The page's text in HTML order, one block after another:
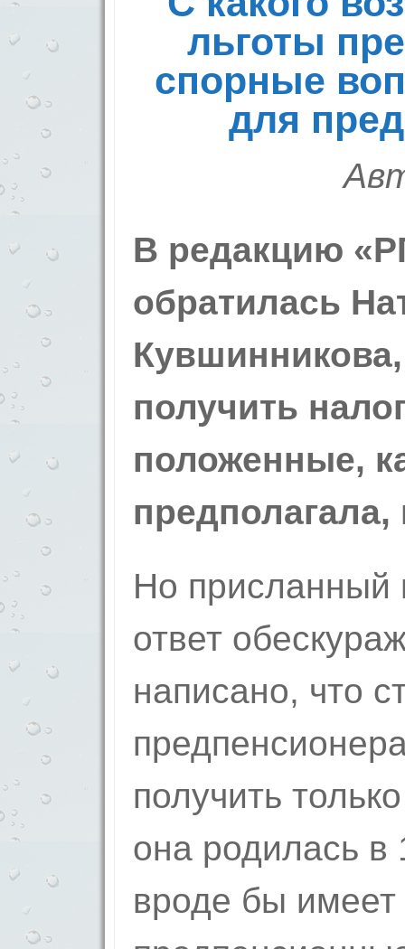
льготы
спорные
для
В редакцию
обратилась
получить
положенные,
Но
ответ
написано, что
по­лучить
она родилась в
вроде бы имеет